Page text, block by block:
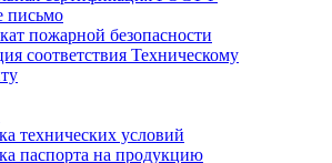
письмо
пожарной безопасности
соответствия Техническому
технических условий
паспорта на продукцию